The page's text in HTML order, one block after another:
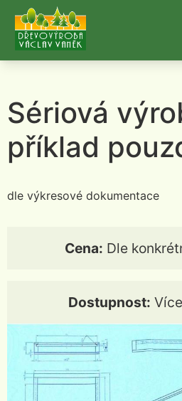
Sériová
příklad
dle výkresové dokumentace
Cena: Dle
Dostupnost: